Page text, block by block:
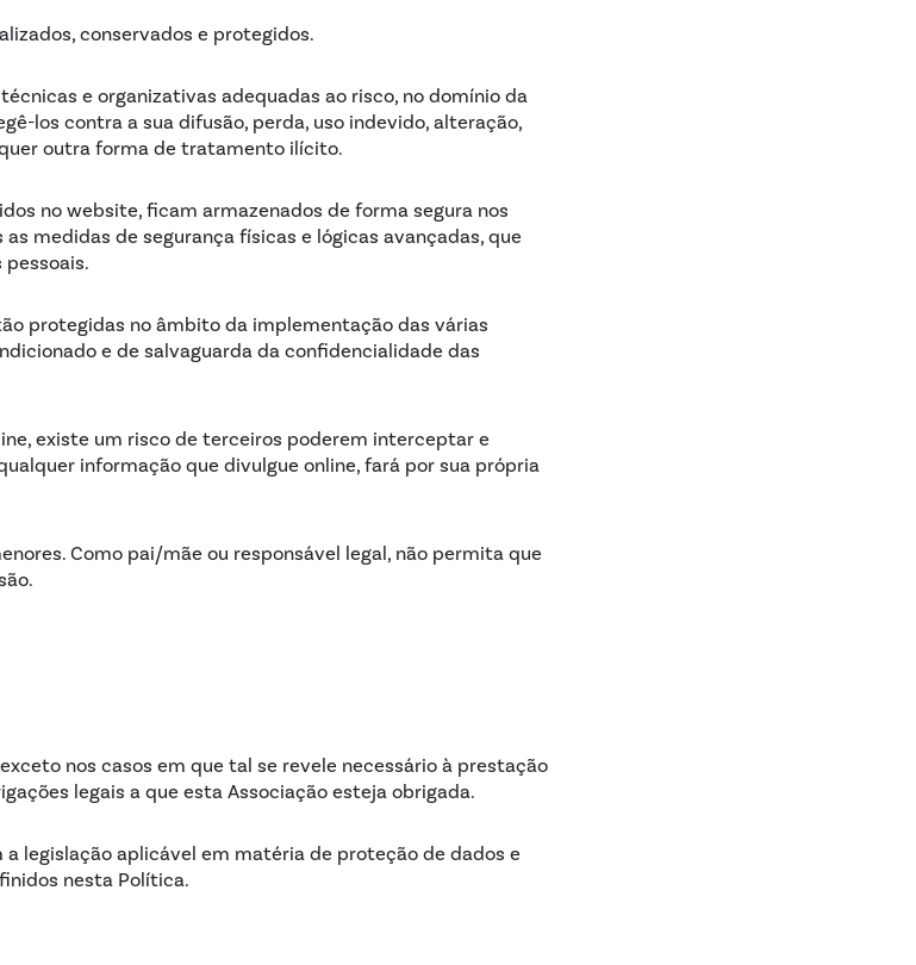
conservados e protegidos.
e organizativas adequadas ao risco, no domínio da
los contra a sua difusão, perda, uso indevido, alteração,
outra forma de tratamento ilícito.
no website, ficam armazenados de forma segura nos
medidas de segurança físicas e lógicas avançadas, que
protegidas no âmbito da implementação das várias
e de salvaguarda da confidencialidade das
existe um risco de terceiros poderem interceptar e
informação que divulgue online, fará por sua própria
Como pai/mãe ou responsável legal, não permita que
nos casos em que tal se revele necessário à prestação
legais a que esta Associação esteja obrigada.
legislação aplicável em matéria de proteção de dados e
nesta Política.